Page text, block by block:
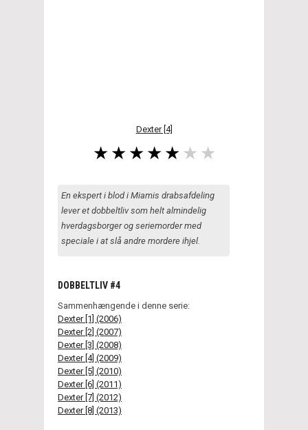
Dexter [4]
En ekspert i blod i Miamis drabsafdeling
lever et dobbeltliv som helt almindelig
hverdagsborger og seriemorder med
speciale i at slå andre mordere ihjel.
DOBBELTLIV #4
Sammenhængende i denne serie:
Dexter [1] (2006)
Dexter [2] (2007)
Dexter [3] (2008)
Dexter [4] (2009)
Dexter [5] (2010)
Dexter [6] (2011)
Dexter [7] (2012)
Dexter [8] (2013)